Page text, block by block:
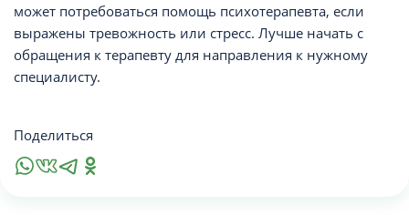
может потребоваться помощь психотерапевта, если
выражены тревожность или стресс. Лучше начать с
обращения к терапевту для направления к нужному
специалисту.
Поделиться